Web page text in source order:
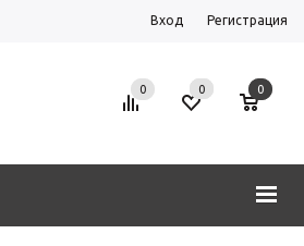
Вход Регистрация
0 0 0